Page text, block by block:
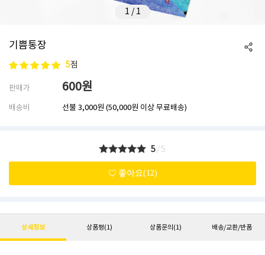
1 / 1
기쁨통장
5점
판매가 600원
배송비 선불 3,000원 (50,000원 이상 무료배송)
5/5
좋아요(12)
상세정보 상품평(1) 상품문의 (1) 배송/교환/반품